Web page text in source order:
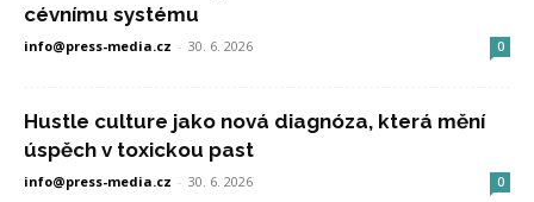
cévnímu systému
info@press-media.cz - 30. 6. 2026 0
Hustle culture jako nová diagnóza, která mění
úspěch v toxickou past
info@press-media.cz - 30. 6. 2026 0